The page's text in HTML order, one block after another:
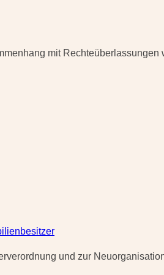
mit Rechteüberlassungen
und zur